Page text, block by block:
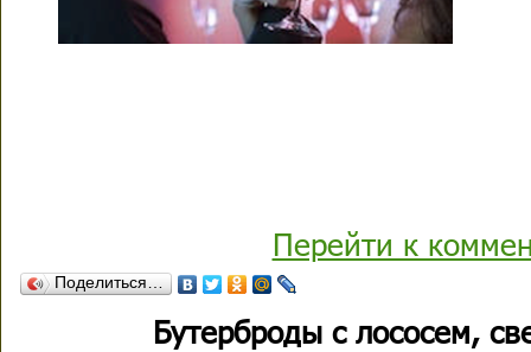
Перейти к
Поделиться…
Бутерброды с лососем,